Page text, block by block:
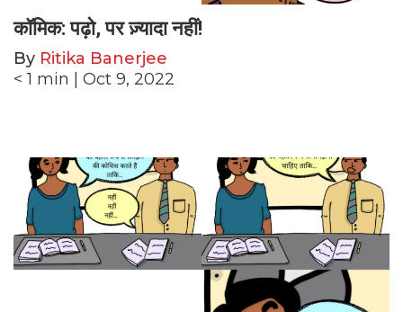
कॉमिक: पढ़ो, पर ज़्यादा नहीं!
By Ritika Banerjee
< 1 min | Oct 9, 2022